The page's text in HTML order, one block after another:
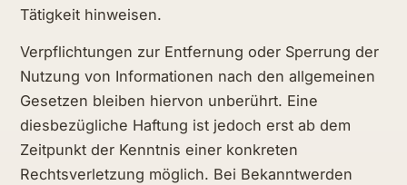
Tätigkeit hinweisen.
Verpflichtungen zur Entfernung oder Sperrung der
Nutzung von Informationen nach den allgemeinen
Gesetzen bleiben hiervon unberührt. Eine
diesbezügliche Haftung ist jedoch erst ab dem
Zeitpunkt der Kenntnis einer konkreten
Rechtsverletzung möglich. Bei Bekanntwerden